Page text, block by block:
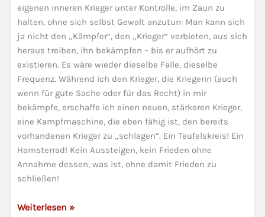
eigenen inneren Krieger unter Kontrolle, im Zaun zu
halten, ohne sich selbst Gewalt anzutun: Man kann sich
ja nicht den „Kämpfer“, den „Krieger“ verbieten, aus sich
heraus treiben, ihn bekämpfen – bis er aufhört zu
existieren. Es wäre wieder dieselbe Falle, dieselbe
Frequenz. Während ich den Krieger, die Kriegerin (auch
wenn für gute Sache oder für das Recht) in mir
bekämpfe, erschaffe ich einen neuen, stärkeren Krieger,
eine Kampfmaschine, die eben fähig ist, den bereits
vorhandenen Krieger zu „schlagen“. Ein Teufelskreis! Ein
Hamsterrad! Kein Aussteigen, kein Frieden ohne
Annahme dessen, was ist, ohne damit Frieden zu
schließen!
Der
Weiterlesen »